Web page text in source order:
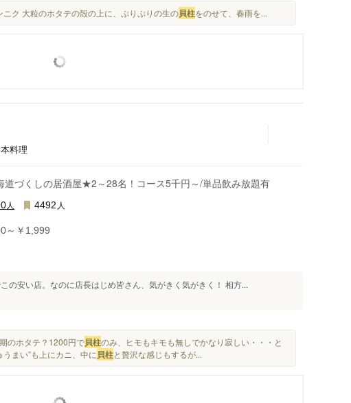
ク 大粒のホタテの殻の上に、ぷりぷりの生の貝柱をのせて、春雨を...
料理
づくしの居酒屋★2～28名！コース5千円～/単品飲み放題有
人 4492 人
～￥1,999
の安い店。なのに店長はじめ皆さん、気がきく気がきく！ 相方...
のホタテ？1200円で貝柱のみ、ヒモもキモも無しでかなり寂しい・・・と
まい”も上にカニ、中に貝柱と贅沢な感じもするが...